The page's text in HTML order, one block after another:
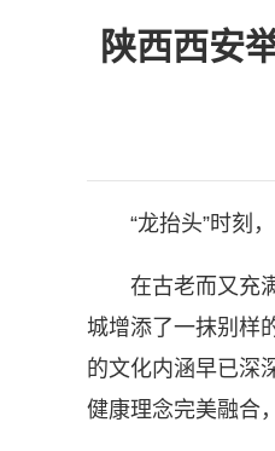
陕西西安
“龙抬头”时刻
在古老而又充
城增添了一抹别样
的文化内涵早已深
健康理念完美融合